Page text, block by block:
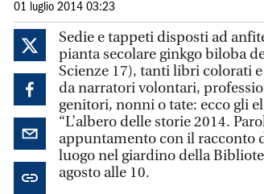
01 luglio 2014 03:23
Sedie e tappeti disposti ad
pianta secolare ginkgo biloba
Scienze 17), tanti libri colorati
da narratori volontari,
genitori, nonni o tate: ecco gli
“L’albero delle storie 2014.
appuntamento con il racconto
luogo nel giardino della
agosto alle 10.